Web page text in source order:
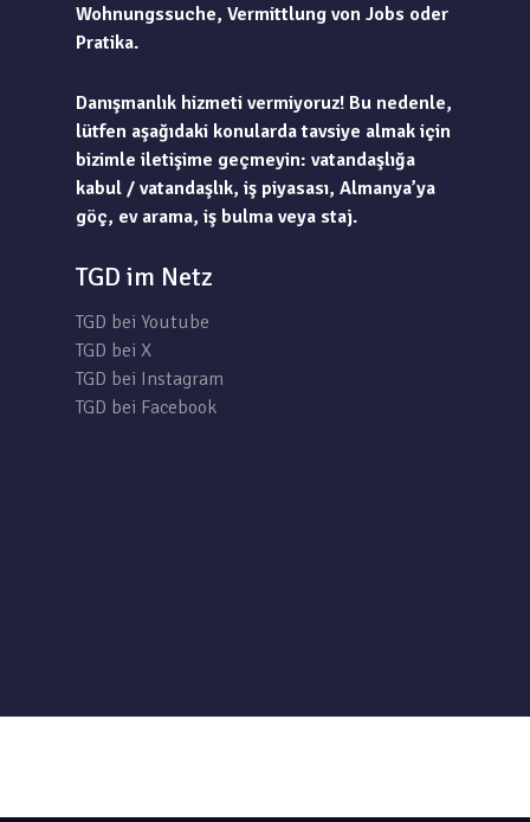
Wohnungssuche, Vermittlung von Jobs oder
Pratika.
Danışmanlık hizmeti vermiyoruz! Bu nedenle,
lütfen aşağıdaki konularda tavsiye almak için
bizimle iletişime geçmeyin: vatandaşlığa
kabul / vatandaşlık, iş piyasası, Almanya’ya
göç, ev arama, iş bulma veya staj.
TGD im Netz
TGD bei Youtube
TGD bei X
TGD bei Instagram
TGD bei Facebook